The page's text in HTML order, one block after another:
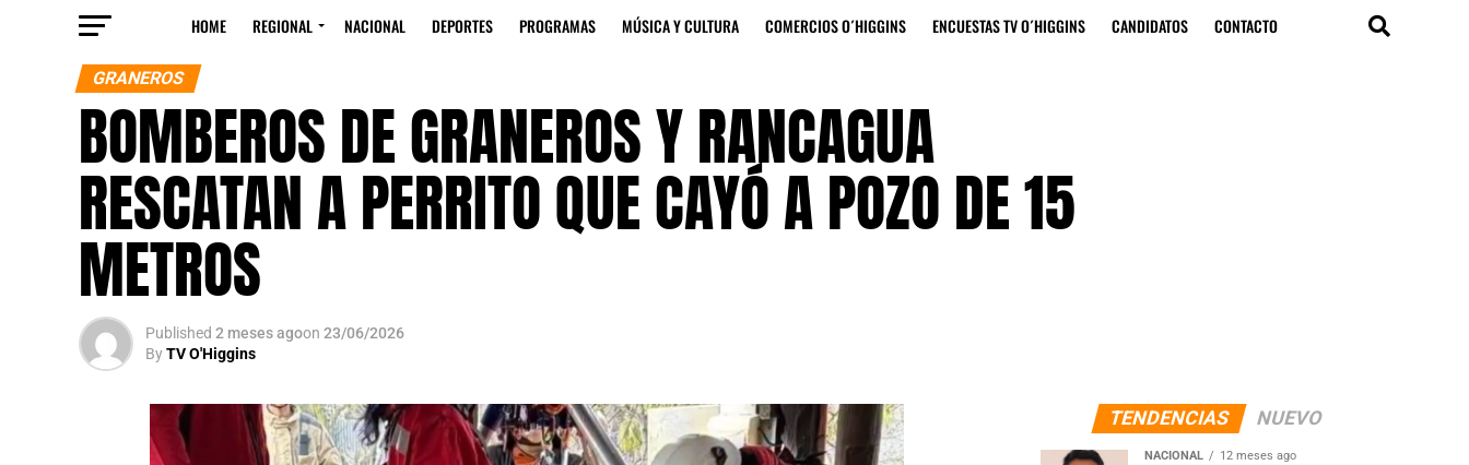
HOME REGIONAL NACIONAL DEPORTES PROGRAMAS MÚSICA Y CULTURA COMERCIOS O´HIGGINS ENCUESTAS TV O´HIGGINS CANDIDATOS CONTACTO
GRANEROS
BOMBEROS DE GRANEROS Y RANCAGUA
RESCATAN A PERRITO QUE CAYÓ A POZO DE 15
METROS
Published 2 meses agoon 23/06/2026
ByTV O'Higgins
TENDENCIAS NUEVO
NACIONAL 12 meses ago